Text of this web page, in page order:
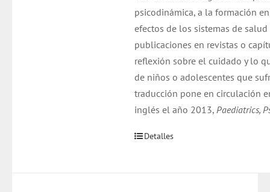
psicodinámica, a la formación
efectos de los sistemas de
publicaciones en revistas o
reflexión sobre el cuidado y lo
de niños o adolescentes que
traducción pone en circulación
inglés el año 2013, Paediatrics,
Detalles